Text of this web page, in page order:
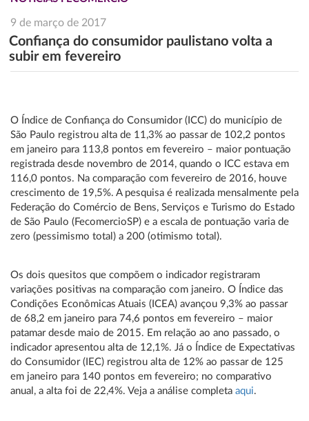
9 de março de 2017
Confiança do consumidor paulistano volta a
subir em fevereiro
O Índice de Confiança do Consumidor (ICC) do município de
São Paulo registrou alta de 11,3% ao passar de 102,2 pontos
em janeiro para 113,8 pontos em fevereiro – maior pontuação
registrada desde novembro de 2014, quando o ICC estava em
116,0 pontos. Na comparação com fevereiro de 2016, houve
crescimento de 19,5%. A pesquisa é realizada mensalmente pela
Federação do Comércio de Bens, Serviços e Turismo do Estado
de São Paulo (FecomercioSP) e a escala de pontuação varia de
zero (pessimismo total) a 200 (otimismo total).
Os dois quesitos que compõem o indicador registraram
variações positivas na comparação com janeiro. O Índice das
Condições Econômicas Atuais (ICEA) avançou 9,3% ao passar
de 68,2 em janeiro para 74,6 pontos em fevereiro – maior
patamar desde maio de 2015. Em relação ao ano passado, o
indicador apresentou alta de 12,1%. Já o Índice de Expectativas
do Consumidor (IEC) registrou alta de 12% ao passar de 125
em janeiro para 140 pontos em fevereiro; no comparativo
anual, a alta foi de 22,4%. Veja a análise completa aqui.